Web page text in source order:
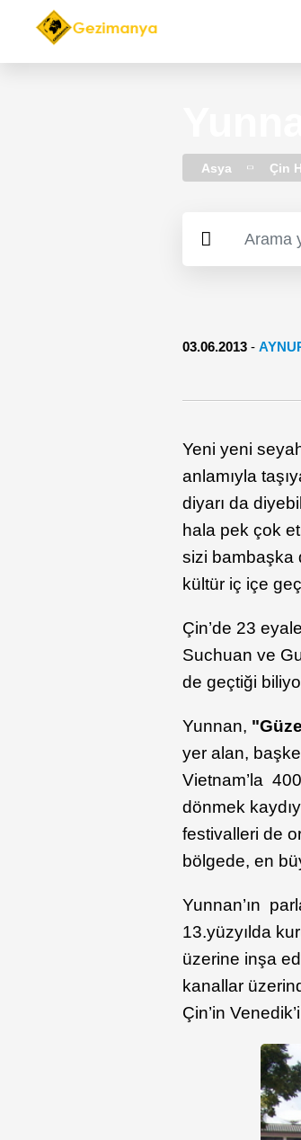
Asya Çin
03.06.2013 -
Yeni yeni
anlamıyla
diyarı da
hala pek çok
sizi bambaşka
kültür iç içe
Çin’de 23
Suchuan ve
de geçtiği
Yunnan,
yer alan,
Vietnam’la
dönmek
festivalleri de
bölgede, en
Yunnan’ın
13.yüzyılda
üzerine inşa
kanallar
Çin’in